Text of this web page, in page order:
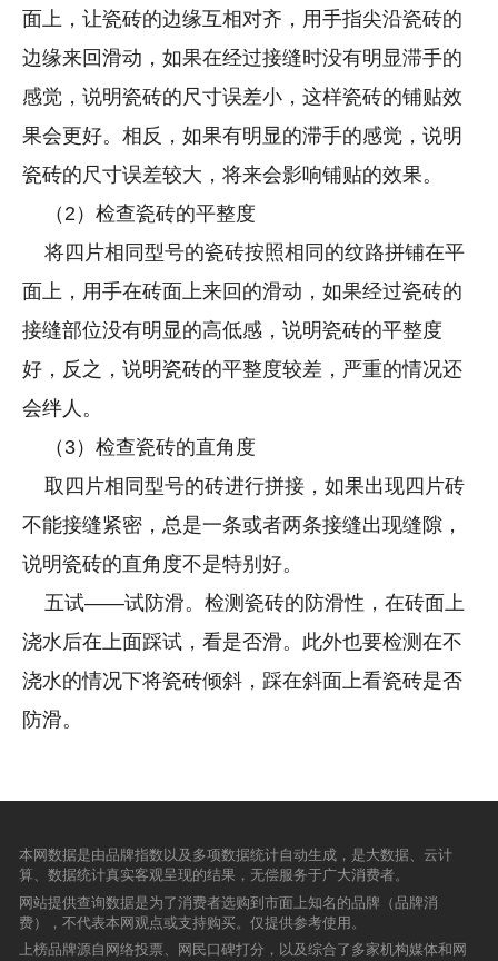
面上，让瓷砖的边缘互相对齐，用手指尖沿瓷砖的
边缘来回滑动，如果在经过接缝时没有明显滞手的
感觉，说明瓷砖的尺寸误差小，这样瓷砖的铺贴效
果会更好。相反，如果有明显的滞手的感觉，说明
瓷砖的尺寸误差较大，将来会影响铺贴的效果。
（2）检查瓷砖的平整度
将四片相同型号的瓷砖按照相同的纹路拼铺在平
面上，用手在砖面上来回的滑动，如果经过瓷砖的
接缝部位没有明显的高低感，说明瓷砖的平整度
好，反之，说明瓷砖的平整度较差，严重的情况还
会绊人。
（3）检查瓷砖的直角度
取四片相同型号的砖进行拼接，如果出现四片砖
不能接缝紧密，总是一条或者两条接缝出现缝隙，
说明瓷砖的直角度不是特别好。
五试——试防滑。检测瓷砖的防滑性，在砖面上
浇水后在上面踩试，看是否滑。此外也要检测在不
浇水的情况下将瓷砖倾斜，踩在斜面上看瓷砖是否
防滑。
本网数据是由品牌指数以及多项数据统计自动生成，是大数据、云计
算、数据统计真实客观呈现的结果，无偿服务于广大消费者。
网站提供查询数据是为了消费者选购到市面上知名的品牌（品牌消
费），不代表本网观点或支持购买。仅提供参考使用。
上榜品牌源自网络投票、网民口碑打分，以及综合了多家机构媒体和网